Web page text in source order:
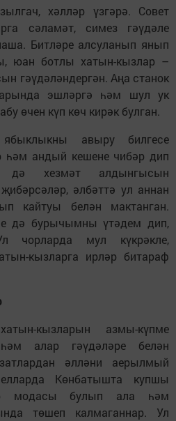
хәлләр үзгәрә. Совет
сәламәт, симез гәүдәле
Битләре алсуланып янып
юан ботлы хатын-кызлар –
гәүдәләндергән. Аңа станок
эшләргә һәм шул ук
өчен күп көч кирәк булган.
авыру билгесе
һәм андый кешене чибәр дип
дә хезмәт алдынгысын
әлбәттә ул аннан
кайтуы белән мактанган.
дә бурычымны үтәдем дип,
чорларда мул күкрәкле,
кызларга ирләр битараф
кызларын азмы-күпме
алар гәүдәләре белән
әлләни аерылмый
Көнбатышта купшы
модасы булып ала һәм
төшеп калмаганнар. Ул